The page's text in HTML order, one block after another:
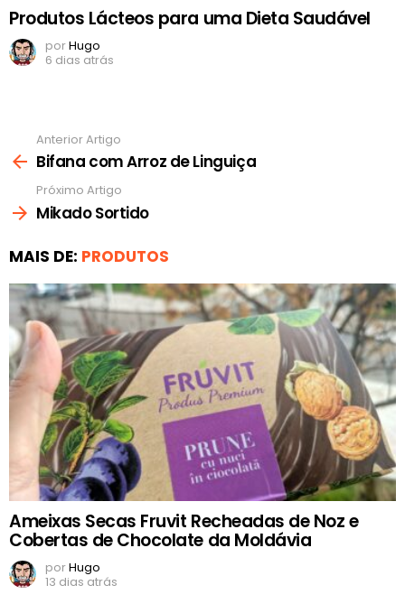
Produtos Lácteos para uma Dieta Saudável
porHugo
6 dias atrás
mais
Anterior Artigo
Bifana com Arroz de Linguiça
Próximo Artigo
Mikado Sortido
MAIS DE: PRODUTOS
Ameixas Secas Fruvit Recheadas de Noz e
Cobertas de Chocolate da Moldávia
porHugo
13 dias atrás